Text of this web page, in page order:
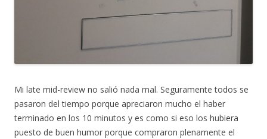
Mi late mid-review no salió nada mal. Seguramente todos se
pasaron del tiempo porque apreciaron mucho el haber
terminado en los 10 minutos y es como si eso los hubiera
puesto de buen humor porque compraron plenamente el